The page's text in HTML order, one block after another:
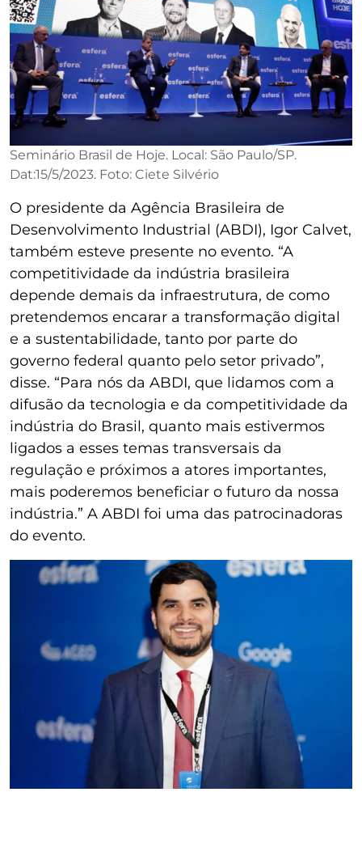
Seminário Brasil de Hoje. Local: São Paulo/SP.
Dat:15/5/2023. Foto: Ciete Silvério
O presidente da Agência Brasileira de
Desenvolvimento Industrial (ABDI), Igor Calvet,
também esteve presente no evento. “A
competitividade da indústria brasileira
depende demais da infraestrutura, de como
pretendemos encarar a transformação digital
e a sustentabilidade, tanto por parte do
governo federal quanto pelo setor privado”,
disse. “Para nós da ABDI, que lidamos com a
difusão da tecnologia e da competitividade da
indústria do Brasil, quanto mais estivermos
ligados a esses temas transversais da
regulação e próximos a atores importantes,
mais poderemos beneficiar o futuro da nossa
indústria.” A ABDI foi uma das patrocinadoras
do evento.